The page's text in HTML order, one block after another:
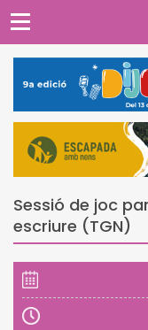
Sessió de joc
escriure (TGN)